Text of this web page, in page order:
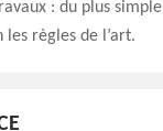
: du plus simple
règles de l’art.